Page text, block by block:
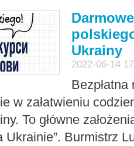
Ukrainy
2022-06-14
w załatwieniu
To główne
Ukrainie”. Burmistrz